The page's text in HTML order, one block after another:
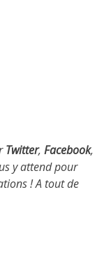
Twitter, Facebook,
y attend pour
! A tout de